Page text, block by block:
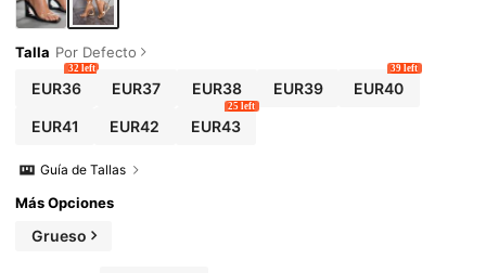
Talla Por Defecto
EUR36
32 left
EUR37 EUR38 EUR39 EUR40
39 left
EUR41 EUR42 EUR43
25 left
Guía de Tallas
Más Opciones
Grueso